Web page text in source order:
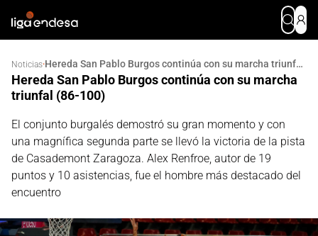
Noticias· Hereda San Pablo Burgos continúa con su marcha triunfal (86-100)
Hereda San Pablo Burgos continúa con su marcha
triunfal (86-100)
El conjunto burgalés demostró su gran momento y con
una magnífica segunda parte se llevó la victoria de la pista
de Casademont Zaragoza. Alex Renfroe, autor de 19
puntos y 10 asistencias, fue el hombre más destacado del
encuentro